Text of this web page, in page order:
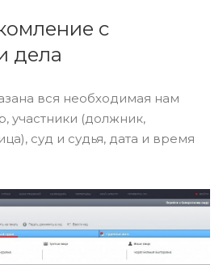
с
дела
вся необходимая нам
участники (должник,
суд и судья, дата и время